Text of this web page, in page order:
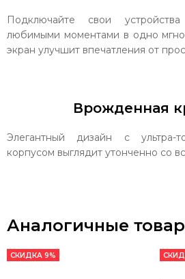
Подключайте свои
любимыми моментами в одно
экран улучшит впечатления от
Врожденная
Элегантный дизайн с ультра-
корпусом выглядит утонченно со
Аналогичные
СКИДКА 9%